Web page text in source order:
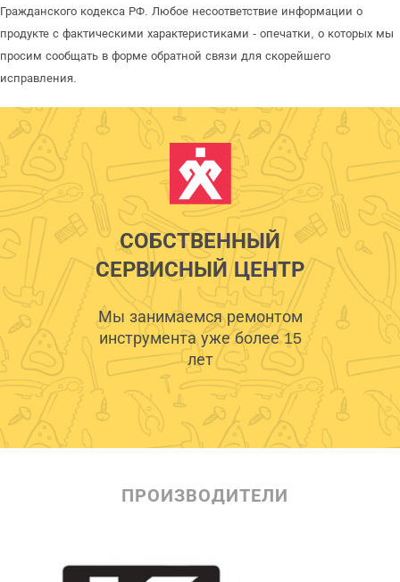
Гражданского кодекса РФ. Любое несоответствие информации о
продукте с фактическими характеристиками - опечатки, о которых мы
просим сообщать в форме обратной связи для скорейшего
исправления.
СОБСТВЕННЫЙ
СЕРВИСНЫЙ ЦЕНТР
Мы занимаемся ремонтом
инструмента уже более 15
лет
ПРОИЗВОДИТЕЛИ